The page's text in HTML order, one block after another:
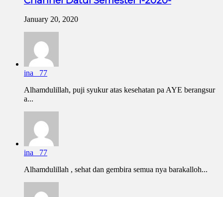
January 20, 2020
ina _77
Alhamdulillah, puji syukur atas kesehatan pa AYE berangsur
a...
ina _77
Alhamdulillah , sehat dan gembira semua nya barakalloh...